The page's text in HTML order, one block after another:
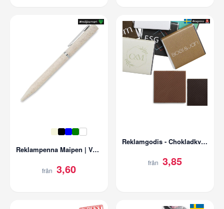
Reklampenna Maipen | Vetehalm
från 3,60
Reklamgodis - Chokladkvadrat Classic 6 gram
från 3,85